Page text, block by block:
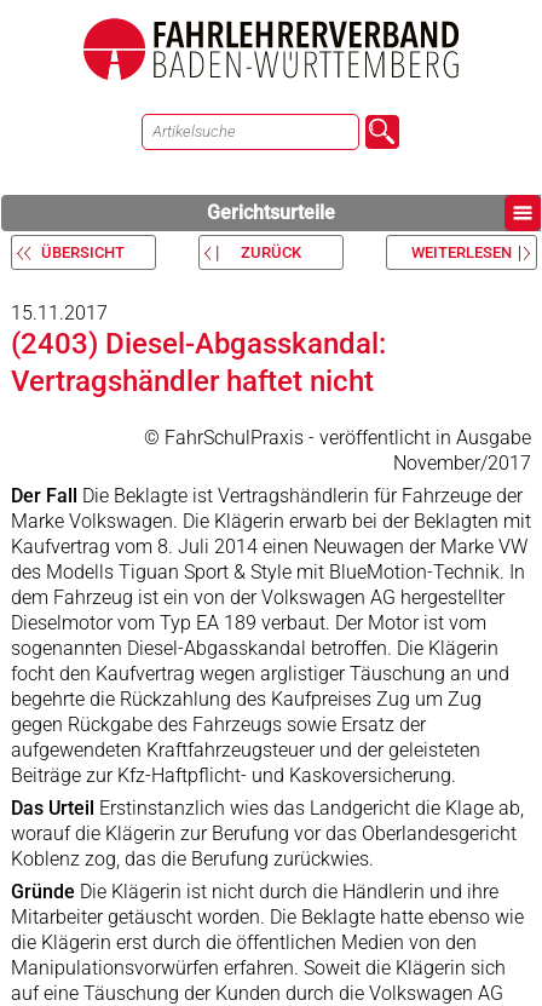
Gerichtsurteile
ÜBERSICHT ZURÜCK WEITERLESEN
15.11.2017
(2403) Diesel-Abgasskandal:
Vertragshändler haftet nicht
© FahrSchulPraxis - veröffentlicht in Ausgabe
November/2017
Der Fall Die Beklagte ist Vertragshändlerin für Fahrzeuge der
Marke Volkswagen. Die Klägerin erwarb bei der Beklagten mit
Kaufvertrag vom 8. Juli 2014 einen Neuwagen der Marke VW
des Modells Tiguan Sport & Style mit BlueMotion-Technik. In
dem Fahrzeug ist ein von der Volkswagen AG hergestellter
Dieselmotor vom Typ EA 189 verbaut. Der Motor ist vom
sogenannten Diesel-Abgasskandal betroffen. Die Klägerin
focht den Kaufvertrag wegen arglistiger Täuschung an und
begehrte die Rückzahlung des Kaufpreises Zug um Zug
gegen Rückgabe des Fahrzeugs sowie Ersatz der
aufgewendeten Kraftfahrzeugsteuer und der geleisteten
Beiträge zur Kfz-Haftpflicht- und Kaskoversicherung.
Das Urteil Erstinstanzlich wies das Landgericht die Klage ab,
worauf die Klägerin zur Berufung vor das Oberlandesgericht
Koblenz zog, das die Berufung zurückwies.
Gründe Die Klägerin ist nicht durch die Händlerin und ihre
Mitarbeiter getäuscht worden. Die Beklagte hatte ebenso wie
die Klägerin erst durch die öffentlichen Medien von den
Manipulationsvorwürfen erfahren. Soweit die Klägerin sich
auf eine Täuschung der Kunden durch die Volkswagen AG